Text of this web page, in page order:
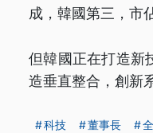
成，韓國第三，市
但韓國正在打造新
造垂直整合，創新
科技 董事長